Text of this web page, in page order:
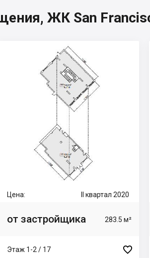
ЖК San
Цена: II квартал 2020
от застройщика 283.5 м²
Этаж 1-2 / 17 